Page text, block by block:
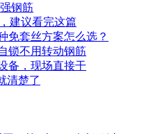
钢筋
建议看完这篇
免套丝方案怎么选？
锁不用转动钢筋
备，现场直接干
清楚了